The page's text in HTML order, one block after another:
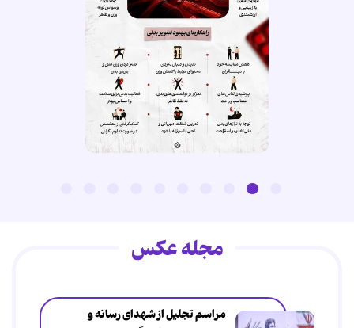
مجله عکس
مراسم تجلیل از شهدای رسانه و